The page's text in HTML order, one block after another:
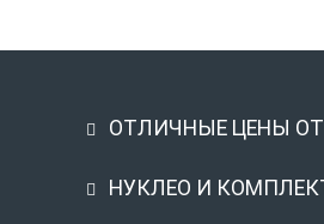
ОТЛИЧНЫЕ ЦЕНЫ ОТ
НУКЛЕО И